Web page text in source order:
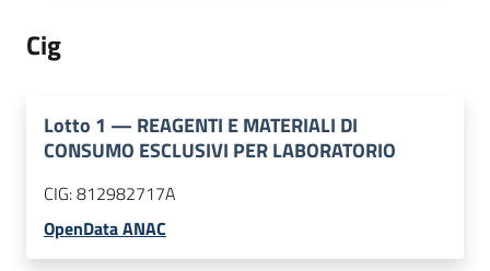
Cig
Lotto 1 — REAGENTI E MATERIALI DI
CONSUMO ESCLUSIVI PER LABORATORIO
CIG:812982717A
OpenData ANAC